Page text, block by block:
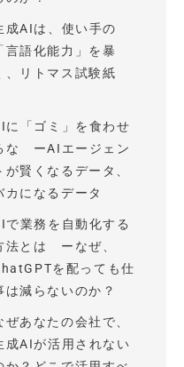
成AIは、使い手の
「言語化能力」を暴
、リトマス試験紙
に「ゴミ」を食わせ
な ーAIエージェン
が賢くなるデータ、
カになるデータ
で業務を自動化する
法とは ーなぜ、
を配っても仕
は減らないのか？
ぜあなたの会社で、
成AIが活用されない